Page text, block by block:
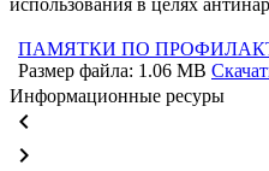
ПАМЯТКИ ПО
Размер файла: 1.06 MB
Информационные ресуры
keyboard_arrow_left
keyboard_arrow_right